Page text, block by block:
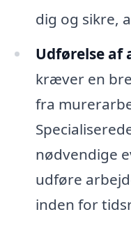
dig og sikre,
Udførelse af
kræver en
fra
nødvendige
udføre
inden for